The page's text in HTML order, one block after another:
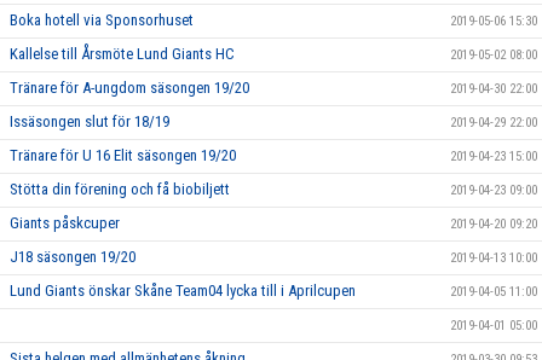
Boka hotell via Sponsorhuset 2019-05-06 15:30
Kallelse till Årsmöte Lund Giants HC 2019-05-02 08:00
Tränare för A-ungdom säsongen 19/20 2019-04-30 22:00
Issäsongen slut för 18/19 2019-04-29 22:00
Tränare för U 16 Elit säsongen 19/20 2019-04-23 15:00
Stötta din förening och få biobiljett 2019-04-23 09:00
Giants påskcuper 2019-04-20 09:20
J18 säsongen 19/20 2019-04-13 10:00
Lund Giants önskar Skåne Team04 lycka till i Aprilcupen 2019-04-05 11:00
2019-04-01 05:00